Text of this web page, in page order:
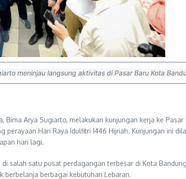
meninjau langsung aktivitas di Pasar Baru Kota
Bima Arya Sugiarto, melakukan kunjungan kerja ke
Hari Raya Idulfitri 1446 Hijriah. Kunjungan ini
hari lagi.
salah satu pusat perdagangan terbesar di Kota
berbelanja berbagai kebutuhan Lebaran.